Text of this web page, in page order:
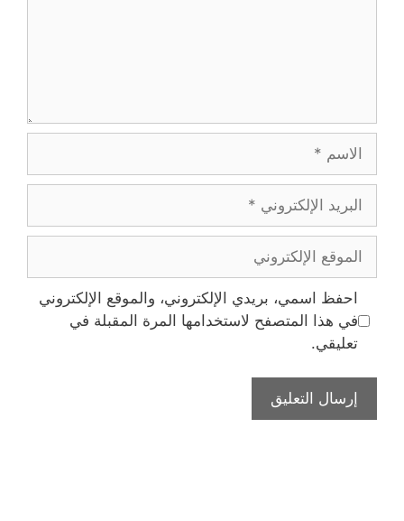
الإلكتروني
الإلكتروني
احفظ اسمي، بريدي الإلكتروني، والموقع الإلكتروني
في هذا المتصفح لاستخدامها المرة المقبلة في
تعليقي.